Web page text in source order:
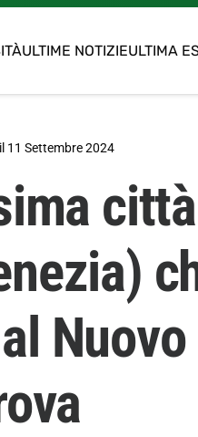
ULTIME NOTIZIEULTIMA
11 Settembre 2024